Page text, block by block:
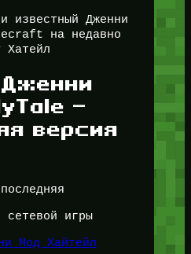
известный Дженни
на недавно
Хатейл
—
версия
сетевой игры
Мод Хайтейл